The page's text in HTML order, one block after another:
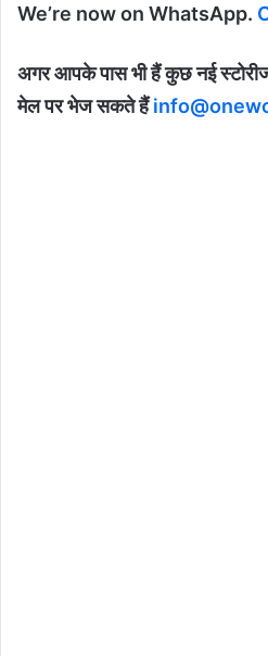
We’re now on WhatsApp.
अगर आपके पास भी हैं कुछ नई
मेल पर भेज सकते हैं